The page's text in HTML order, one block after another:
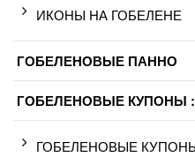
ИКОНЫ НА ГОБЕЛЕНЕ
ГОБЕЛЕНОВЫЕ ПАННО
ГОБЕЛЕНОВЫЕ КУПОНЫ
ГОБЕЛЕНОВЫЕ